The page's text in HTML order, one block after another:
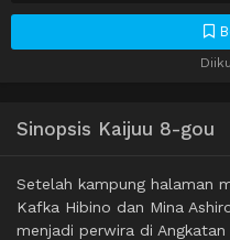
Sinopsis Kaijuu 8-gou
Setelah kampung halaman
Kafka Hibino dan Mina
menjadi perwira di